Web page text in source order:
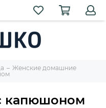
Женские домашние
капюшоном